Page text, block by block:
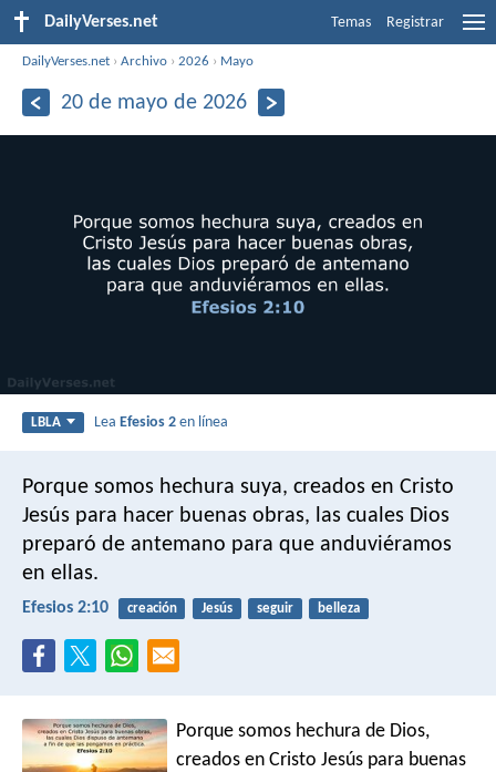
DailyVerses.net Temas Registrar
DailyVerses.net ›Archivo ›2026 › Mayo
20 de mayo de 2026
LBLA LeaEfesios 2 en línea
Porque somos hechura suya, creados en Cristo
Jesús para hacer buenas obras, las cuales Dios
preparó de antemano para que anduviéramos
en ellas.
Efesios 2:10 creación Jesús seguir belleza
Porque somos hechura de Dios,
creados en Cristo Jesús para buenas